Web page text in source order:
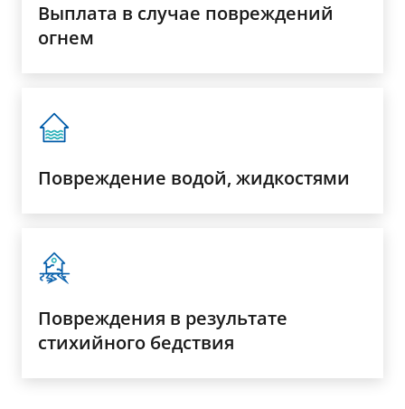
Выплата в случае повреждений
огнем
Повреждение водой, жидкостями
Повреждения в результате
стихийного бедствия